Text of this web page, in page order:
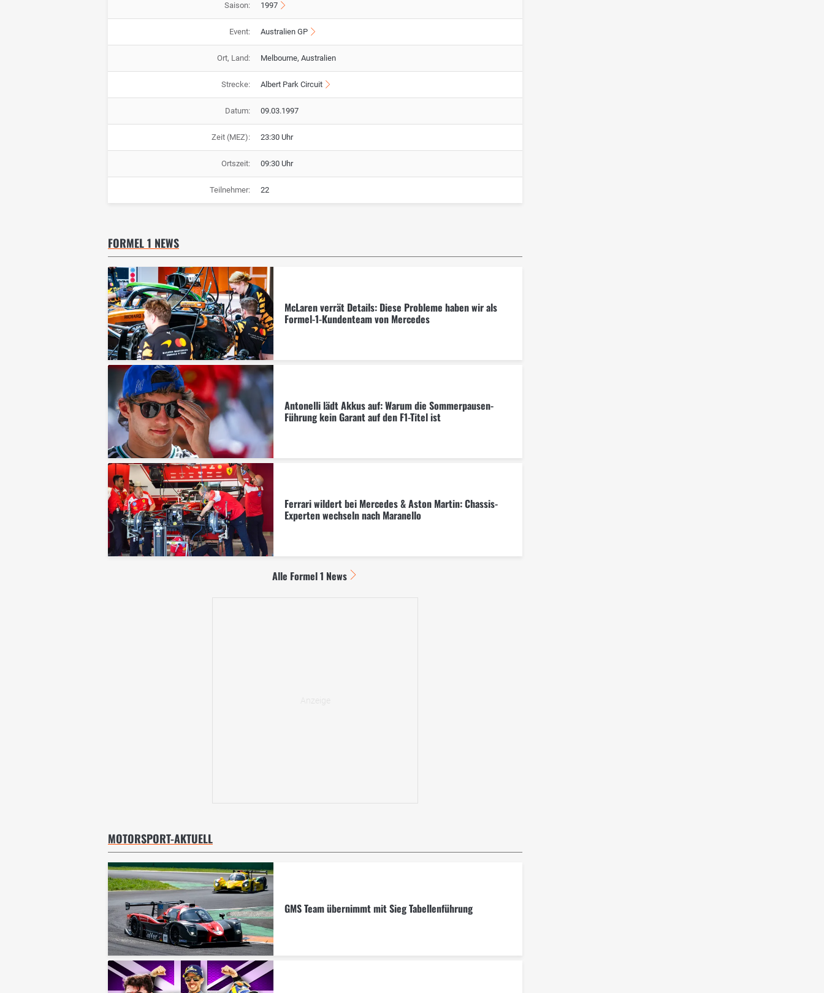
Saison: 1997
Event: Australien GP
Ort, Land: Melbourne, Australien
Strecke: Albert Park Circuit
Datum: 09.03.1997
Zeit (MEZ): 23:30 Uhr
Ortszeit: 09:30 Uhr
Teilnehmer: 22
FORMEL 1 NEWS
McLaren verrät Details: Diese Probleme haben wir als
Formel-1-Kundenteam von Mercedes
Antonelli lädt Akkus auf: Warum die Sommerpausen-
Führung kein Garant auf den F1-Titel ist
Ferrari wildert bei Mercedes & Aston Martin: Chassis-
Experten wechseln nach Maranello
Alle Formel 1 News
MOTORSPORT-AKTUELL
GMS Team übernimmt mit Sieg Tabellenführung